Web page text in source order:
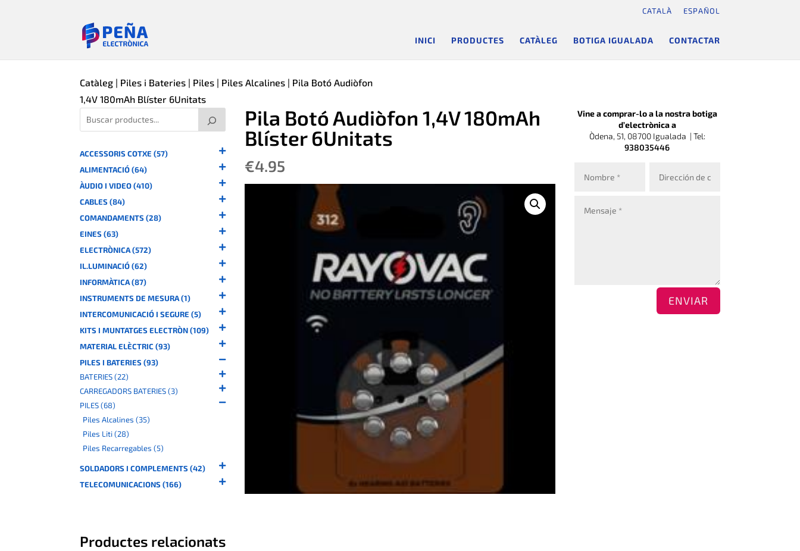
CATALÀ ESPAÑOL
INICI PRODUCTES CATÀLEG BOTIGA IGUALADA CONTACTAR
Catàleg | Piles i Bateries | Piles | Piles Alcalines | Pila Botó Audiòfon
1,4V 180mAh Blíster 6Unitats
ACCESSORIS COTXE (57)
ALIMENTACIÓ (64)
ÀUDIO I VIDEO (410)
CABLES (84)
COMANDAMENTS (28)
EINES (63)
ELECTRÒNICA (572)
IL.LUMINACIÓ (62)
INFORMÀTICA (87)
INSTRUMENTS DE MESURA (1)
INTERCOMUNICACIÓ I SEGURE (5)
KITS I MUNTATGES ELECTRÒN (109)
MATERIAL ELÈCTRIC (93)
PILES I BATERIES (93)
BATERIES (22)
CARREGADORS BATERIES (3)
PILES (68)
Piles Alcalines (35)
Piles Liti (28)
Piles Recarregables (5)
SOLDADORS I COMPLEMENTS (42)
TELECOMUNICACIONS (166)
Pila Botó Audiòfon 1,4V 180mAh
Blíster 6Unitats
€4.95
Vine a comprar-lo a la nostra botiga
d’electrònica a
Òdena, 51, 08700 Igualada | Tel:
938035446
ENVIAR
Productes relacionats